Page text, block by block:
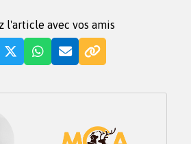
l'article avec vos amis